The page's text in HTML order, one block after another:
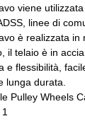
viene
linee di
è realizzata in
il telaio è in
e flessibilità,
lunga durata.